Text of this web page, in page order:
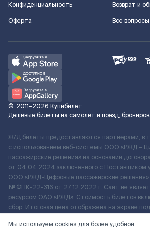
Конфиденциальность
Оферта
Возврат и
Все
© 2011–2026 Купибилет
Дешёвые билеты на самолёт и поезд,
Ж/Д билеты предоставляются партнёрами, в
с использованием веб-системы ООО «РЖД –
пассажирские решения» на основании
от 04.04.2024 заключенного с Поставщиком
ООО «РЖД-Цифровые пассажирские
№ ФПК-22-316 от 27.12.2022 г. Сайт не
ресурсом ОАО «РЖД». Стоимость билетов
сбор. Итоговая цена отображена на экране
Мы используем cookies для более удобной